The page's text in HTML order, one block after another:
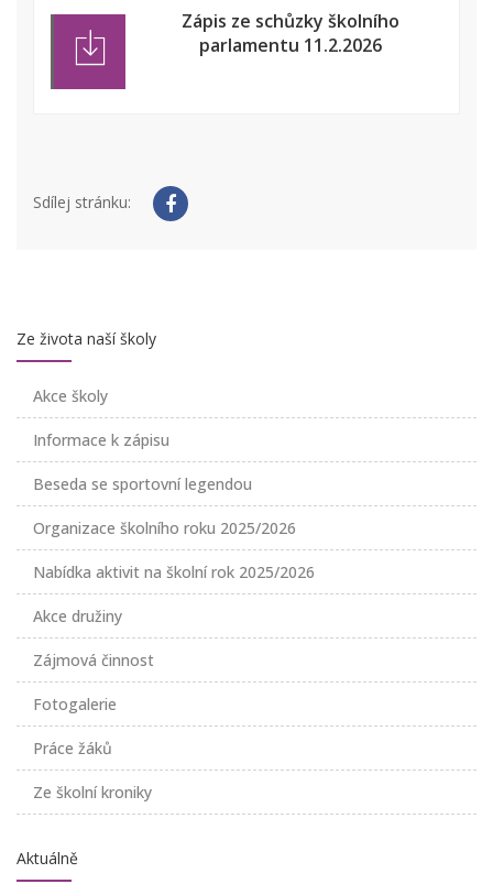
Zápis ze schůzky školního
parlamentu 11.2.2026
Sdílej stránku:
Ze života naší školy
Akce školy
Informace k zápisu
Beseda se sportovní legendou
Organizace školního roku 2025/2026
Nabídka aktivit na školní rok 2025/2026
Akce družiny
Zájmová činnost
Fotogalerie
Práce žáků
Ze školní kroniky
Aktuálně